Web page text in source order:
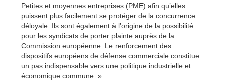
Petites et moyennes entreprises (PME) afin qu’elles
puissent plus facilement se protéger de la concurrence
déloyale. Ils sont également à l’origine de la possibilité
pour les syndicats de porter plainte auprès de la
Commission européenne. Le renforcement des
dispositifs européens de défense commerciale constitue
un pas indispensable vers une politique industrielle et
économique commune. »